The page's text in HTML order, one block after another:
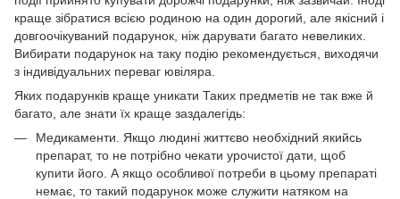
краще зібратися всією родиною на один дорогий, але якісний і
довгоочікуваний подарунок, ніж дарувати багато невеликих.
Вибирати подарунок на таку подію рекомендується, виходячи
з індивідуальних переваг ювіляра.
Яких подарунків краще уникати Таких предметів не так вже й
багато, але знати їх краще заздалегідь:
Медикаменти. Якщо людині життєво необхідний якийсь
препарат, то не потрібно чекати урочистої дати, щоб
купити його. А якщо особливої потреби в цьому препараті
немає, то такий подарунок може служити натяком на